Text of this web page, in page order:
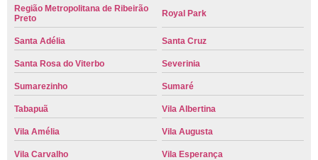
Região Metropolitana de Ribeirão
Preto
Royal Park
Santa Adélia Santa Cruz
Santa Rosa do Viterbo Severinia
Sumarezinho Sumaré
Tabapuã Vila Albertina
Vila Amélia Vila Augusta
Vila Carvalho Vila Esperança